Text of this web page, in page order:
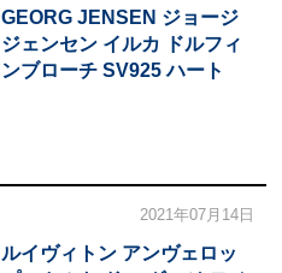
GEORG JENSEN ジョージ
ジェンセン イルカ ドルフィ
ンブローチ SV925 ハート
2021年07月14日
ルイヴィトン アンヴェロッ